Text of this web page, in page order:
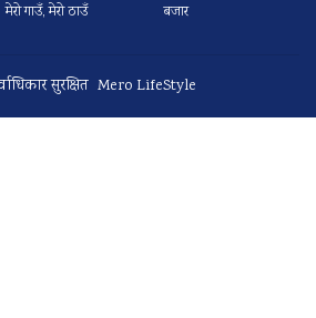
मेरो गाउँ, मेरो ठाउँ
बजार
सुरक्षित Mero LifeStyle